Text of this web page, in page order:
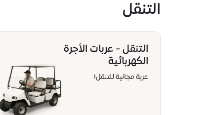
التنقل
التنقل - عربات الأجرة
الكهربائية
عربة مجانية للتنقل!